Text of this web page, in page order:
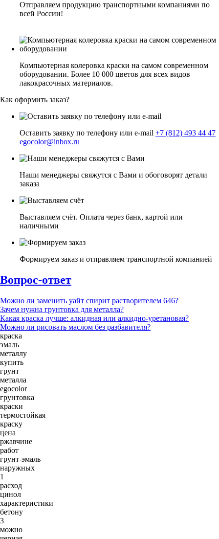
Отправляем продукцию транспортными компаниями по
всей России!
Компьютерная колеровка краски на самом современном
оборудовании. Более 10 000 цветов для всех видов
лакокрасочных материалов.
Как оформить заказ?
Оставить заявку по телефону или e-mail +7 (812) 493 44 47
egocolor@inbox.ru
Наши менеджеры свяжутся с Вами и обоговорят детали
заказа
Выставляем счёт. Оплата через банк, картой или
наличными
Формируем заказ и отправляем транспортной компанией
Вопрос-ответ
Можно ли заменить уайт спирит растворителем 646?
Зачем нужна грунтовка для металла?
Какая краска лучше: алкидная или алкидно-уретановая?
Можно ли рисовать маслом без разбавителя?
краска
эмаль
металлу
купить
грунт
металла
egocolor
грунтовка
краски
термостойкая
краску
цена
ржавчине
работ
грунт-эмаль
наружных
1
расход
цинол
характеристики
бетону
3
можно